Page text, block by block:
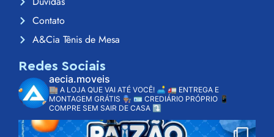
Contato
A&Cia Tênis de Mesa
Redes Sociais
aecia.moveis
🏬 A LOJA QUE VAI ATÉ VOCÊ! 🛋️ 🚛 ENTREGA E
MONTAGEM GRÁTIS 👨🏽‍🔧 🪪 CREDIÁRIO PRÓPRIO 📱
COMPRE SEM SAIR DE CASA ⤵️